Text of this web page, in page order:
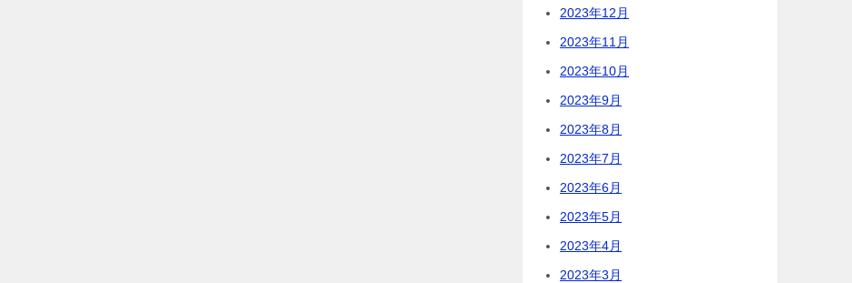
2023年12月
2023年11月
2023年10月
2023年9月
2023年8月
2023年7月
2023年6月
2023年5月
2023年4月
2023年3月